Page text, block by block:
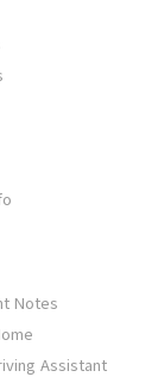
Notes
Assistant